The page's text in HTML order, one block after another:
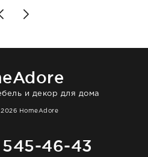
приборы -
следующий день к
Взаимодействием
и декор для дома
HomeAdore
46-43